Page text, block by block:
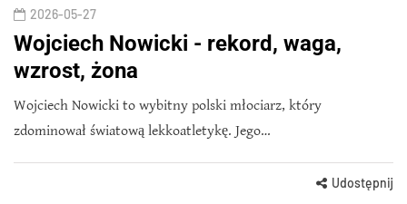
2026-05-27
Wojciech Nowicki - rekord, waga,
wzrost, żona
Wojciech Nowicki to wybitny polski młociarz, który
zdominował światową lekkoatletykę. Jego…
Udostępnij